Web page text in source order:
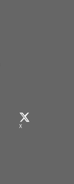
X